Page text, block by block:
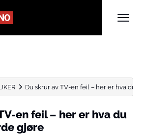
Du skrur av TV-en feil – her er hva du...
en feil – her er hva du
gjøre